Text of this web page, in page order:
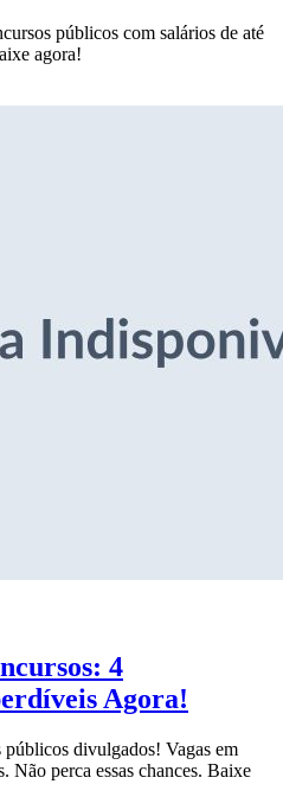
públicos com salários de até
agora!
4
Agora!
divulgados! Vagas em
Não perca essas chances. Baixe